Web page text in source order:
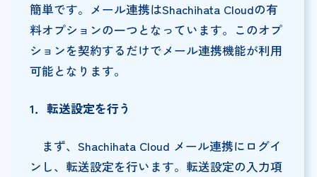
簡単です。メール連携はShachihata Cloudの有
料オプションの一つとなっています。このオプ
ションを契約するだけでメール連携機能が利用
可能となります。
1．転送設定を行う
まず、Shachihata Cloud メール連携にログイ
ンし、転送設定を行います。転送設定の入力項